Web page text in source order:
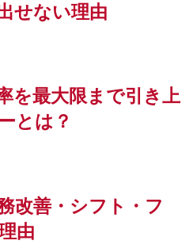
せない理由
を最大限まで引き上
とは？
改善・シフト・フ
由